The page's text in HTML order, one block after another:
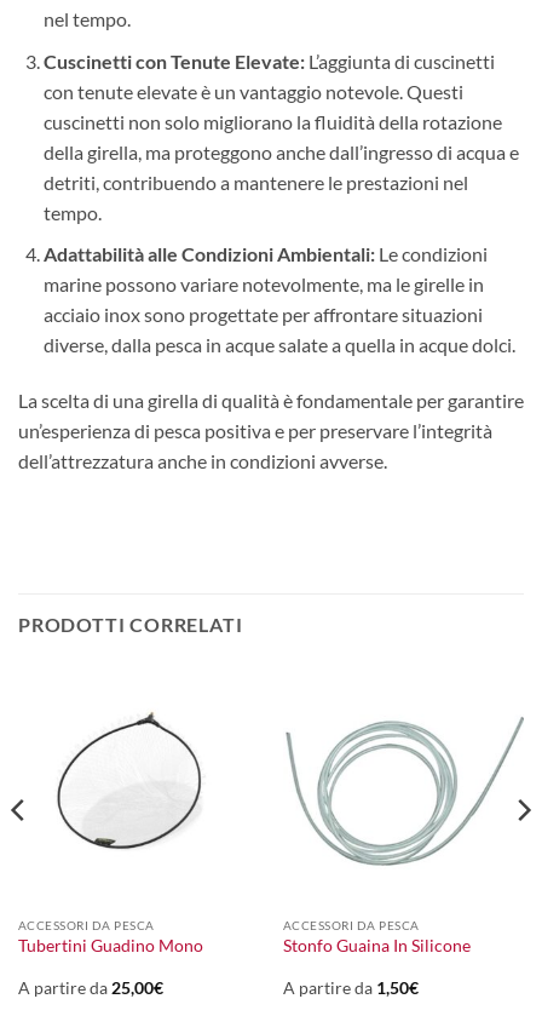
nel tempo.
Cuscinetti con Tenute Elevate:L’aggiunta di cuscinetti
con tenute elevate è un vantaggio notevole. Questi
cuscinetti non solo migliorano la fluidità della rotazione
della girella, ma proteggono anche dall’ingresso di acqua e
detriti, contribuendo a mantenere le prestazioni nel
tempo.
Adattabilità alle Condizioni Ambientali:Le condizioni
marine possono variare notevolmente, ma le girelle in
acciaio inox sono progettate per affrontare situazioni
diverse, dalla pesca in acque salate a quella in acque dolci.
La scelta di una girella di qualità è fondamentale per garantire
un’esperienza di pesca positiva e per preservare l’integrità
dell’attrezzatura anche in condizioni avverse.
PRODOTTI CORRELATI
ACCESSORI DA PESCA
Tubertini Guadino Mono
A partire da 25,00€
ACCESSORI DA PESCA
Stonfo Guaina In Silicone
A partire da 1,50€